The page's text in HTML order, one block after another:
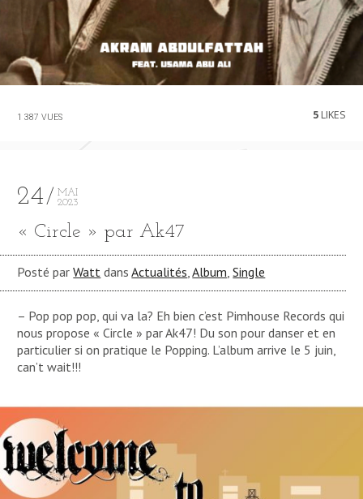
1 387 VUES 5LIKES
24
MAI
2023
« Circle » par Ak47
Posté parWatt dansActualités,Album,Single
– Pop pop pop, qui va la? Eh bien c’est Pimhouse Records qui
nous propose « Circle » par Ak47! Du son pour danser et en
particulier si on pratique le Popping. L’album arrive le 5 juin,
can’t wait!!!